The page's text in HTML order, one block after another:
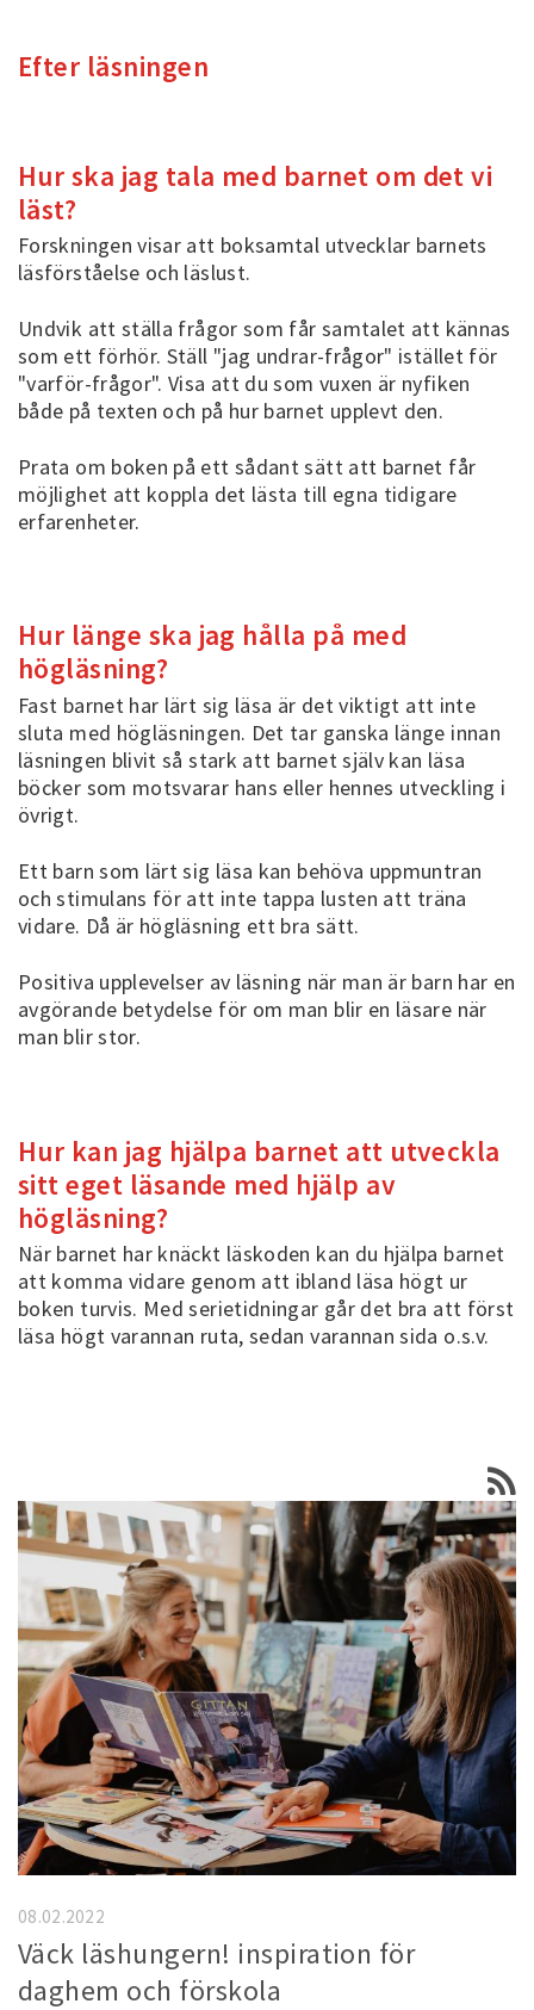
Efter läsningen
Hur ska jag tala med barnet om det vi
läst?
Forskningen visar att boksamtal utvecklar barnets
läsförståelse och läslust.
Undvik att ställa frågor som får samtalet att kännas
som ett förhör. Ställ "jag undrar-frågor" istället för
"varför-frågor". Visa att du som vuxen är nyfiken
både på texten och på hur barnet upplevt den.
Prata om boken på ett sådant sätt att barnet får
möjlighet att koppla det lästa till egna tidigare
erfarenheter.
Hur länge ska jag hålla på med
högläsning?
Fast barnet har lärt sig läsa är det viktigt att inte
sluta med högläsningen. Det tar ganska länge innan
läsningen blivit så stark att barnet själv kan läsa
böcker som motsvarar hans eller hennes utveckling i
övrigt.
Ett barn som lärt sig läsa kan behöva uppmuntran
och stimulans för att inte tappa lusten att träna
vidare. Då är högläsning ett bra sätt.
Positiva upplevelser av läsning när man är barn har en
avgörande betydelse för om man blir en läsare när
man blir stor.
Hur kan jag hjälpa barnet att utveckla
sitt eget läsande med hjälp av
högläsning?
När barnet har knäckt läskoden kan du hjälpa barnet
att komma vidare genom att ibland läsa högt ur
boken turvis. Med serietidningar går det bra att först
läsa högt varannan ruta, sedan varannan sida o.s.v.
Väck läshungern! inspiration för
daghem och förskola
08.02.2022